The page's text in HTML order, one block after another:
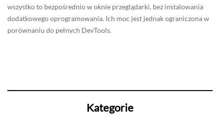
wszystko to bezpośrednio w oknie przeglądarki, bez instalowania
dodatkowego oprogramowania. Ich moc jest jednak ograniczona w
porównaniu do pełnych DevTools.
Kategorie